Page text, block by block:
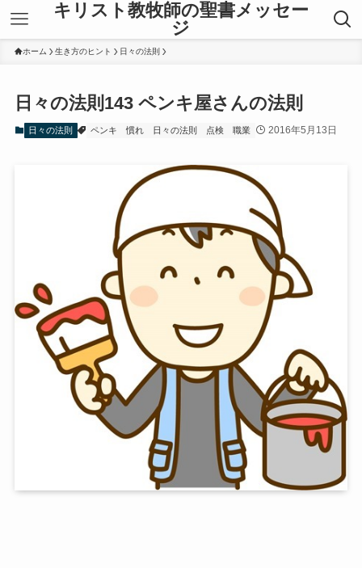
キリスト教牧師の聖書メッセー
ジ
ホーム 生き方のヒント 日々の法則
日々の法則143 ペンキ屋さんの法則
日々の法則 ペンキ 慣れ 日々の法則 点検 職業 2016年5月13日